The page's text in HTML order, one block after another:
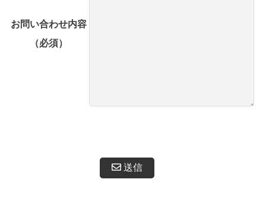
お問い合わせ内容
（必須）